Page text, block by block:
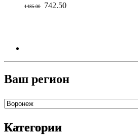
1485.00 742.50
Ваш регион
Категории